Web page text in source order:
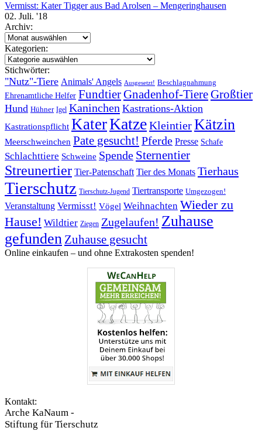
Vermisst: Kater Tigger aus Bad Arolsen – Mengeringhausen
02. Juli. '18
Archiv:
Archiv:
Kategorien:
Kategorien:
Stichwörter:
"Nutz"-Tiere Animals' Angels Ausgesetzt! Beschlagnahmung
Ehrenamtliche Helfer FundtierGnadenhof-TiereGroßtier
Hund Hühner Igel Kaninchen Kastrations-Aktion
Kastrationspflicht KaterKatzeKleintierKätzin
Meerschweinchen Pate gesucht! Pferde Presse Schafe
Schlachttiere Schweine Spende Sternentier
Streunertier Tier-Patenschaft Tier des Monats Tierhaus
Tierschutz Tierschutz-Jugend Tiertransporte Umgezogen!
Veranstaltung Vermisst! Vögel Weihnachten Wieder zu
Hause! Wildtier Ziegen Zugelaufen! Zuhause
gefunden Zuhause gesucht
Online einkaufen – ­und ohne Extrakosten spenden!
Kontakt:
Arche KaNaum -
Stiftung für Tierschutz